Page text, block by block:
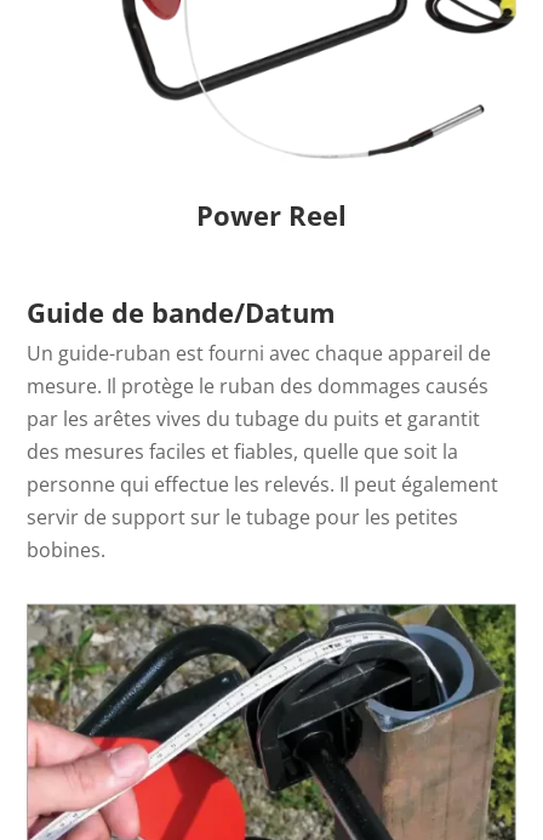
Power Reel
Guide de bande/Datum
Un guide-ruban est fourni avec chaque appareil de
mesure. Il protège le ruban des dommages causés
par les arêtes vives du tubage du puits et garantit
des mesures faciles et fiables, quelle que soit la
personne qui effectue les relevés. Il peut également
servir de support sur le tubage pour les petites
bobines.